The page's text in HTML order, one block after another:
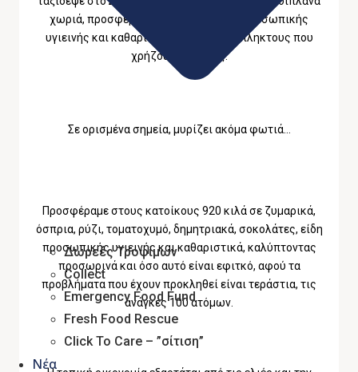
Δωρεές Τροφίμων
Collect
Emergency Food Fund
Fresh Food Rescue
Click To Care – ”σίτιση”
Νέα
χωριά, προσφέροντας τρόφιμα, είδη προσωπικής
υγιεινής και καθαριστικά στους πυρόπληκτους που
χρήζουν βοήθειας.
Σε ορισμένα σημεία, μυρίζει ακόμα φωτιά…
Προσφέραμε στους κατοίκους 920 κιλά σε ζυμαρικά,
όσπρια, ρύζι, τοματοχυμό, δημητριακά, σοκολάτες, είδη
προσωπικής υγιεινής και καθαριστικά, καλύπτοντας
προσωρινά και όσο αυτό είναι εφιτκό, αφού τα
προβλήματα που έχουν προκληθεί είναι τεράστια, τις
ανάγκες 100 ατόμων.